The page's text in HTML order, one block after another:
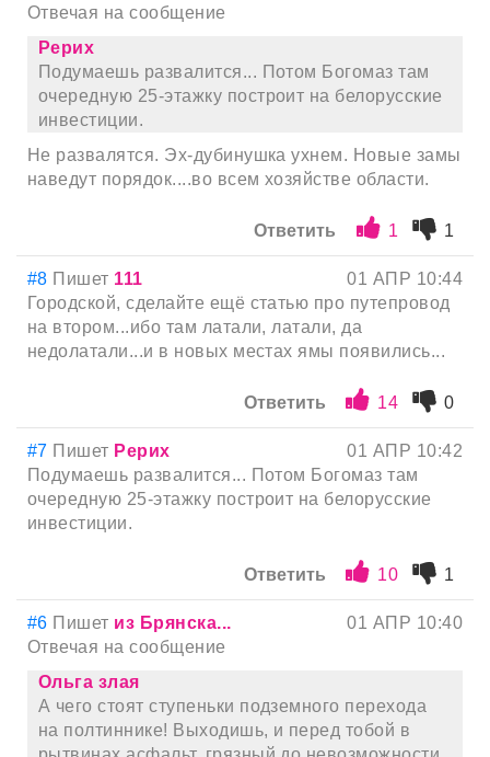
Отвечая на сообщение
Рерих
Подумаешь развалится... Потом Богомаз там
очередную 25-этажку построит на белорусские
инвестиции.
Не развалятся. Эх-дубинушка ухнем. Новые замы
наведут порядок....во всем хозяйстве области.
Ответить 1 1
#8 Пишет 111
01 АПР 10:44
Городской, сделайте ещё статью про путепровод
на втором...ибо там латали, латали, да
недолатали...и в новых местах ямы появились...
Ответить 14 0
#7 Пишет Рерих
01 АПР 10:42
Подумаешь развалится... Потом Богомаз там
очередную 25-этажку построит на белорусские
инвестиции.
Ответить 10 1
#6 Пишет из Брянска...
01 АПР 10:40
Отвечая на сообщение
Ольга злая
А чего стоят ступеньки подземного перехода
на полтиннике! Выходишь, и перед тобой в